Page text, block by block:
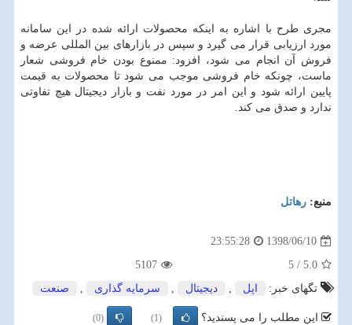
مجری طرح با اشاره به اینكه محصولات ارائه شده در این سامانه
مورد ارزیابی قرار می گیرد و سپس در بازارهای بین المللی عرضه و
فروش آن انجام می شود، افزود: ممنوع بودن خام فروشی شعار
ماست، چونكه خام فروشی موجب می شود تا محصولات به قیمت
پایین ارائه شود و این امر در مورد نفت و بازار دیجیتال هیچ تفاوتی
ندارد و صدق می كند.
منبع: رهاتل
1398/06/10
23:55:28
5.0
/
5
5107
تگهای خبر:
اپل , دیجیتال , سرمایه گذاری , صنعت
این مطلب را می پسندید؟ (1)
(0)